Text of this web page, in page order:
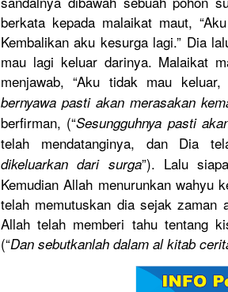
berkata kepada malaikat maut,
Kembalikan aku kesurga lagi.” Dia
mau lagi keluar darinya. Malaikat
menjawab, “Aku tidak mau
bernyawa pasti akan merasakan
berfirman, (“Sesungguhnya pasti
telah mendatanginya, dan Dia
dikeluarkan dari surga”). Lalu
Kemudian Allah menurunkanwahyu
telah memutuskan dia sejak zaman
Allah telah memberi tahu tentang
(“Dan sebutkanlah dalam al kitab